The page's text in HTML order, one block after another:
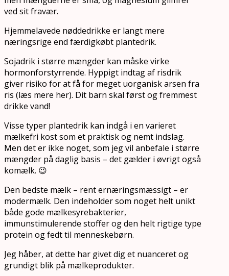
ved sit fravær.
Hjemmelavede nøddedrikke er langt mere
næringsrige end færdigkøbt plantedrik.
Sojadrik i større mængder kan måske virke
hormonforstyrrende. Hyppigt indtag af risdrik
giver risiko for at få for meget uorganisk arsen fra
ris (læs mere her). Dit barn skal først og fremmest
drikke vand!
Visse typer plantedrik kan indgå i en varieret
mælkefri kost som et praktisk og nemt indslag.
Men det er ikke noget, som jeg vil anbefale i større
mængder på daglig basis – det gælder i øvrigt også
komælk. 😉
Den bedste mælk – rent ernæringsmæssigt – er
modermælk. Den indeholder som noget helt unikt
både gode mælkesyrebakterier,
immunstimulerende stoffer og den helt rigtige type
protein og fedt til menneskebørn.
Jeg håber, at dette har givet dig et nuanceret og
grundigt blik på mælkeprodukter.